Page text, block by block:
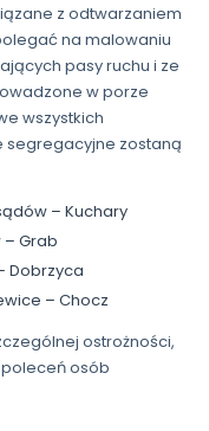
z odtwarzaniem
na malowaniu
pasy ruchu i ze
w porze
wszystkich
segregacyjne zostaną
– Kuchary
Grab
Dobrzyca
– Chocz
ostrożności,
osób